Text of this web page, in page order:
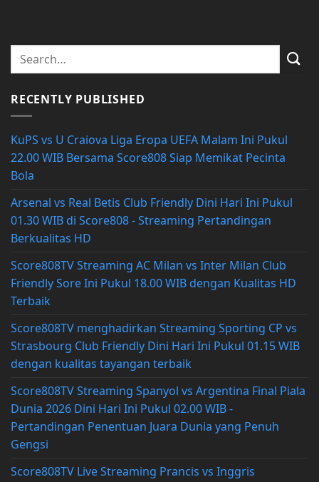
RECENTLY PUBLISHED
KuPS vs U Craiova Liga Eropa UEFA Malam Ini Pukul
22.00 WIB Bersama Score808 Siap Memikat Pecinta
Bola
Arsenal vs Real Betis Club Friendly Dini Hari Ini Pukul
01.30 WIB di Score808 - Streaming Pertandingan
Berkualitas HD
Score808TV Streaming AC Milan vs Inter Milan Club
Friendly Sore Ini Pukul 18.00 WIB dengan Kualitas HD
Terbaik
Score808TV menghadirkan Streaming Sporting CP vs
Strasbourg Club Friendly Dini Hari Ini Pukul 01.15 WIB
dengan kualitas tayangan terbaik
Score808TV Streaming Spanyol vs Argentina Final Piala
Dunia 2026 Dini Hari Ini Pukul 02.00 WIB -
Pertandingan Penentuan Juara Dunia yang Penuh
Gengsi
Score808TV Live Streaming Prancis vs Inggris